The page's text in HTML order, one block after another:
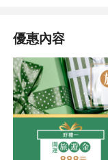
※ 好逛好買~好享購 ※
PARCO CITY】
★☆★☆沖繩
優惠內容